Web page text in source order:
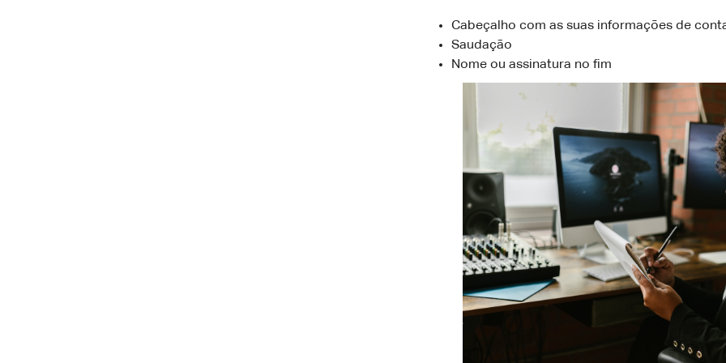
Cabeçalho com as suas informações de
Saudação
Nome ou assinatura no fim